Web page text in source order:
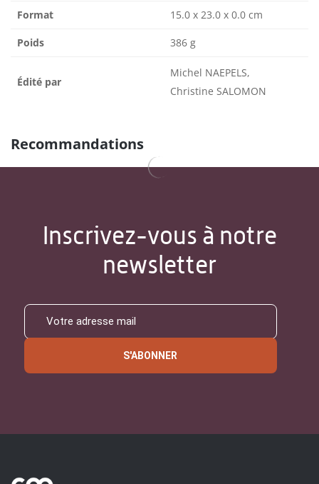
Format 15.0 x 23.0 x 0.0 cm
Poids 386 g
Édité par
Michel NAEPELS,
Christine SALOMON
Recommandations
Inscrivez-vous à notre
newsletter
S'ABONNER